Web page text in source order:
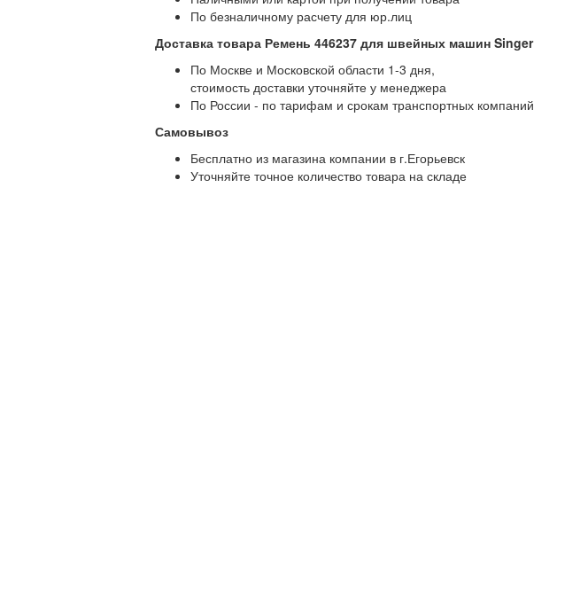
По безналичному расчету для юр.лиц
Доставка товара Ремень 446237 для швейных машин Singer
По Москве и Московской области 1-3 дня,
стоимость доставки уточняйте у менеджера
По России - по тарифам и срокам транспортных компаний
Самовывоз
Бесплатно из магазина компании в г.Егорьевск
Уточняйте точное количество товара на складе